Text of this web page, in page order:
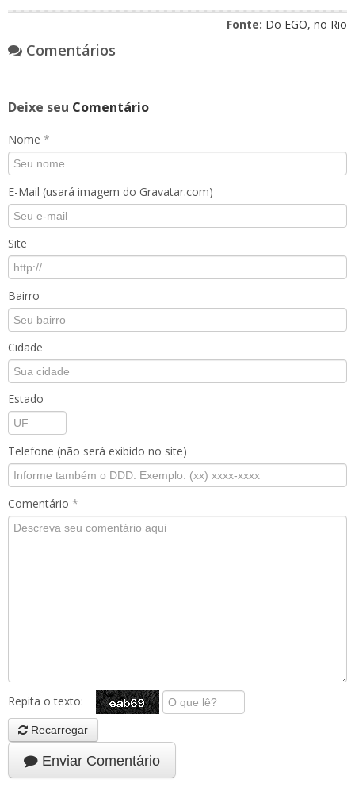
Fonte: Do EGO, no Rio
Comentários
Deixe seu Comentário
Nome *
E-Mail (usará imagem do Gravatar.com)
Site
Bairro
Cidade
Estado
Telefone (não será exibido no site)
Comentário *
Repita o texto:
Recarregar
Enviar Comentário